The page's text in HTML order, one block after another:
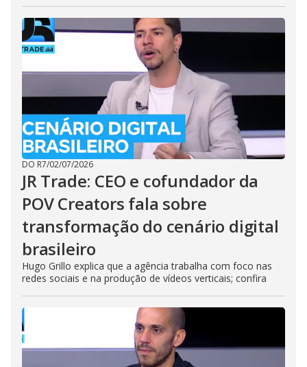
DO R7/02/07/2026
JR Trade: CEO e cofundador da
POV Creators fala sobre
transformação do cenário digital
brasileiro
Hugo Grillo explica que a agência trabalha com foco nas
redes sociais e na produção de vídeos verticais; confira